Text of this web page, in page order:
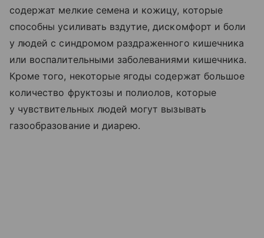
содержат мелкие семена и кожицу, которые
способны усиливать вздутие, дискомфорт и боли
у людей с синдромом раздраженного кишечника
или воспалительными заболеваниями кишечника.
Кроме того, некоторые ягоды содержат большое
количество фруктозы и полиолов, которые
у чувствительных людей могут вызывать
газообразование и диарею.